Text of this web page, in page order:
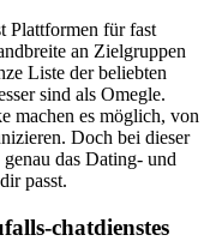
Plattformen für fast
an Zielgruppen
Liste der beliebten
sind als Omegle.
machen es möglich, von
Doch bei dieser
das Dating- und
passt.
chatdienstes